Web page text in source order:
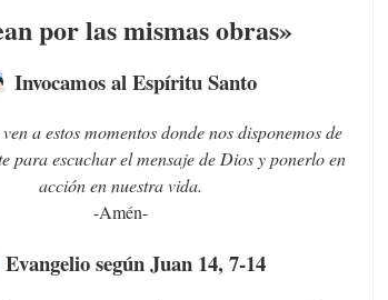
por las mismas obras»
Invocamos al Espíritu Santo
a estos momentos donde nos disponemos de
para escuchar el mensaje de Dios y ponerlo en
acción en nuestra vida.
-Amén-
Evangelio según Juan 14, 7-14